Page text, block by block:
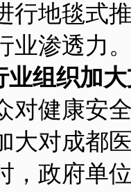
行地毯式
业渗透力
业组织加
对健康安
大对成都
，政府单